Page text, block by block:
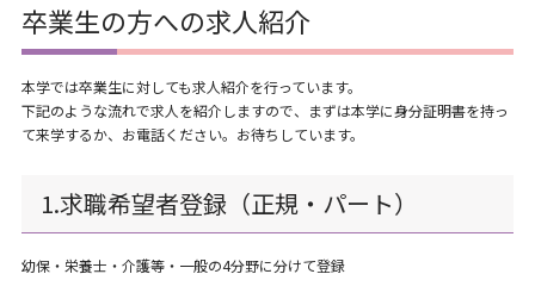
卒業生の方への求人紹介
本学では卒業生に対しても求人紹介を行っています。
下記のような流れで求人を紹介しますので、まずは本学に身分証明書を持っ
て来学するか、お電話ください。お待ちしています。
1.求職希望者登録（正規・パート）
幼保・栄養士・介護等・一般の4分野に分けて登録